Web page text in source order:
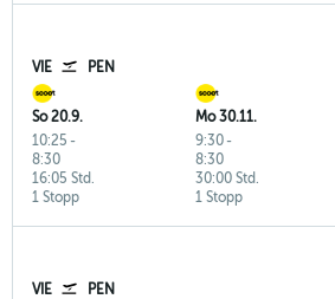
VIE PEN
So 20.9.
10:25 -
8:30
1 Stopp
16:05 Std.
Mo 30.11.
9:30-
8:30
1 Stopp
30:00 Std.
VIE PEN